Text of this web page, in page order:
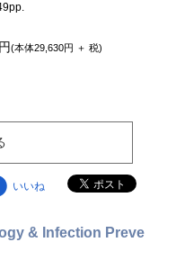
(本体29,630円 ＋ 税)
いいね
& Infection Preve